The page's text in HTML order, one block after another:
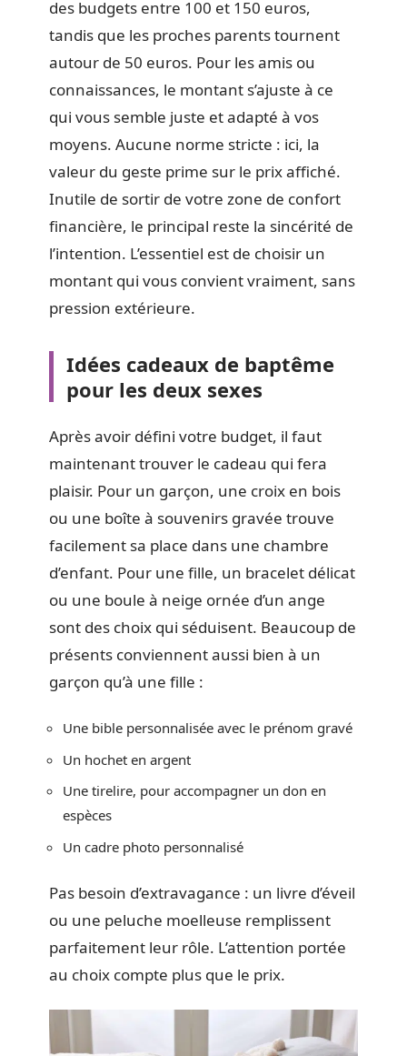
des budgets entre 100 et 150 euros,
tandis que les proches parents tournent
autour de 50 euros. Pour les amis ou
connaissances, le montant s’ajuste à ce
qui vous semble juste et adapté à vos
moyens. Aucune norme stricte : ici, la
valeur du geste prime sur le prix affiché.
Inutile de sortir de votre zone de confort
financière, le principal reste la sincérité de
l’intention. L’essentiel est de choisir un
montant qui vous convient vraiment, sans
pression extérieure.
Idées cadeaux de baptême
pour les deux sexes
Après avoir défini votre budget, il faut
maintenant trouver le cadeau qui fera
plaisir. Pour un garçon, une croix en bois
ou une boîte à souvenirs gravée trouve
facilement sa place dans une chambre
d’enfant. Pour une fille, un bracelet délicat
ou une boule à neige ornée d’un ange
sont des choix qui séduisent. Beaucoup de
présents conviennent aussi bien à un
garçon qu’à une fille :
Une bible personnalisée avec le prénom gravé
Un hochet en argent
Une tirelire, pour accompagner un don en
espèces
Un cadre photo personnalisé
Pas besoin d’extravagance : un livre d’éveil
ou une peluche moelleuse remplissent
parfaitement leur rôle. L’attention portée
au choix compte plus que le prix.